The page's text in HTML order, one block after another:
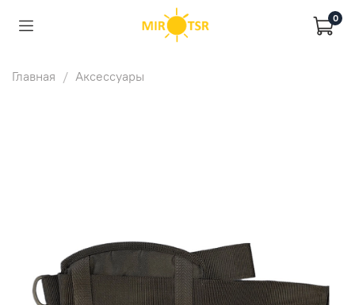
0
Главная Аксессуары